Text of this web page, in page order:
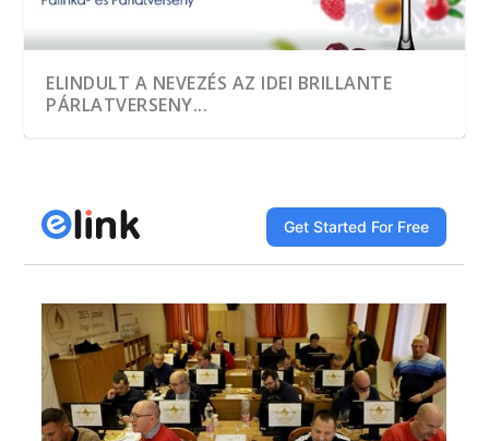
ELINDULT A NEVEZÉS AZ IDEI BRILLANTE
PÁRLATVERSENY...
A HEGYKŐI 1 CSEPP PÁLINKAMANUFAKTÚRA
TÖBB, MINT EZER MINTÁT KÓSTOLTAK A
A JÓ PÁLINKA GAZDASÁGI ÉRTÉK
DÍJNYERTES PÁLINKA NINCS ALKOTÁS ÉS
A GYÜMÖLCS LEGJAVÁT ZÁRJÁK BE AZ